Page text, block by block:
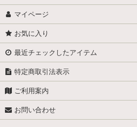
マイページ
お気に入り
最近チェックしたアイテム
特定商取引法表示
ご利用案内
お問い合わせ